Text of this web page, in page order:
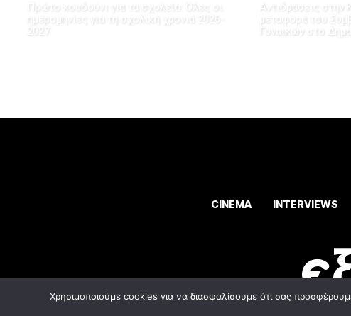
Πρώτο κουδούνι για τα σχολεία: Όλες οι
ημερομηνίες για τη σχολική χρονιά 2026-
Αντιδράσεις στην
μεταφορά του
Γυναικών στο
CINEMA INTERVIEWS
Χρησιμοποιούμε cookies για να διασφαλίσουμε ότι σας